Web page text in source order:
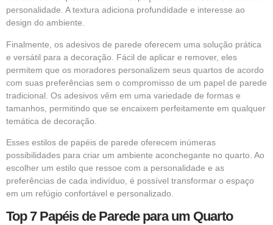
personalidade. A textura adiciona profundidade e interesse ao
design do ambiente.
Finalmente, os adesivos de parede oferecem uma solução prática
e versátil para a decoração. Fácil de aplicar e remover, eles
permitem que os moradores personalizem seus quartos de acordo
com suas preferências sem o compromisso de um papel de parede
tradicional. Os adesivos vêm em uma variedade de formas e
tamanhos, permitindo que se encaixem perfeitamente em qualquer
temática de decoração.
Esses estilos de papéis de parede oferecem inúmeras
possibilidades para criar um ambiente aconchegante no quarto. Ao
escolher um estilo que ressoe com a personalidade e as
preferências de cada indivíduo, é possível transformar o espaço
em um refúgio confortável e personalizado.
Top 7 Papéis de Parede para um Quarto